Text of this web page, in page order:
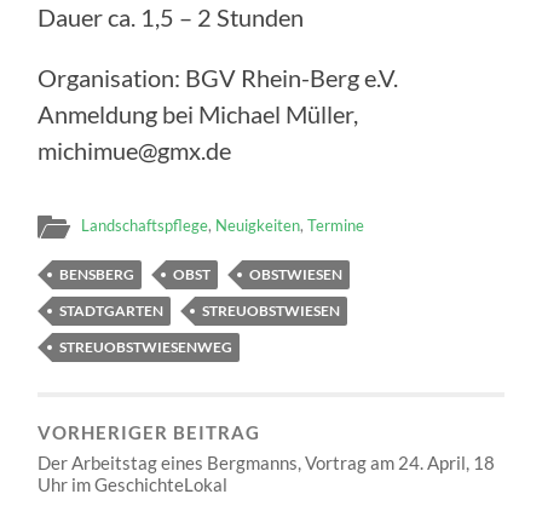
Dauer ca. 1,5 – 2 Stunden
Organisation: BGV Rhein-Berg e.V.
Anmeldung bei Michael Müller,
michimue@gmx.de
Landschaftspflege, Neuigkeiten,Termine
BENSBERG OBST
OBSTWIESEN
STADTGARTEN
STREUOBSTWIESEN
STREUOBSTWIESENWEG
VORHERIGER BEITRAG
Der Arbeitstag eines Bergmanns, Vortrag am 24. April, 18
Uhr im GeschichteLokal